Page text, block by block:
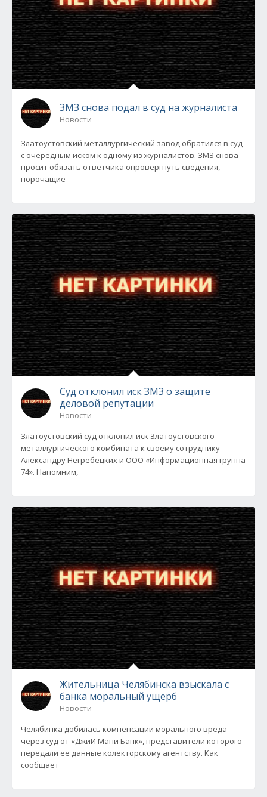
ЗМЗ снова подал в суд на журналиста
Новости
Златоустовский металлургический завод обратился в суд
с очередным иском к одному из журналистов. ЗМЗ снова
просит обязать ответчика опровергнуть сведения,
порочащие
Суд отклонил иск ЗМЗ о защите
деловой репутации
Новости
Златоустовский суд отклонил иск Златоустовского
металлургического комбината к своему сотруднику
Александру Негребецких и ООО «Информационная группа
74». Напомним,
Жительница Челябинска взыскала с
банка моральный ущерб
Новости
Челябинка добилась компенсации морального вреда
через суд от «ДжиИ Мани Банк», представители которого
передали ее данные колекторскому агентству. Как
сообщает